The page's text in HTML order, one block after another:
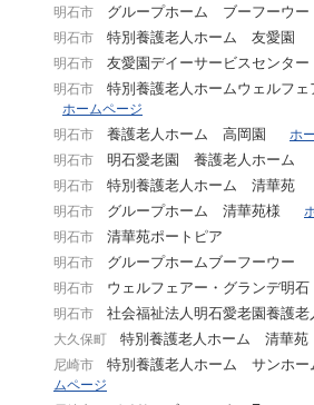
明石市
グループホーム ブーフーウ
明石市
特別養護老人ホーム 友愛園
明石市
友愛園デイーサービスセンター
明石市 特別養護老人ホームウェルフ
ホームページ
明石市
養護老人ホーム 高岡園
ホ
明石市
明石愛老園 養護老人ホーム
明石市 特別養護老人ホーム 清華苑
明石市
グループホーム 清華苑様
明石市
清華苑ポートピア
明石市 グループホームブーフーウー
明石市 ウェルフェアー・グランデ明石
明石市 社会福祉法人明石愛老園養護老
大久保町 特別養護老人ホーム 清華苑
尼崎市 特別養護老人ホーム サンホ
ムページ